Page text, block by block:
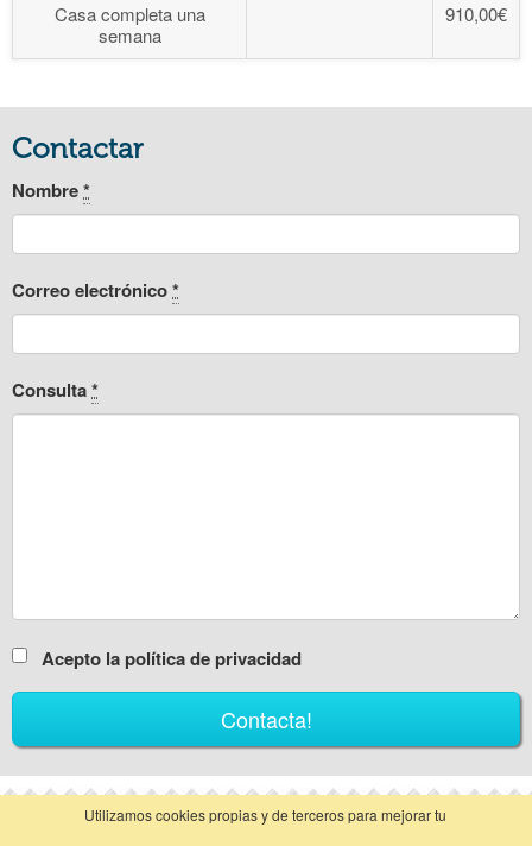
Casa completa una
semana
910,00€
Contactar
Nombre*
Correo electrónico*
Consulta*
Acepto la política de privacidad
Utilizamos cookies propias y de terceros para mejorar tu